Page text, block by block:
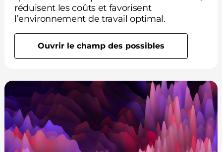
réduisent les coûts et favorisent
l’environnement de travail optimal.
Ouvrir le champ des possibles